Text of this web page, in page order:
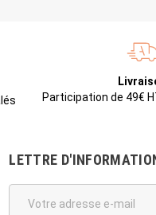
Participation de 49€
LETTRE